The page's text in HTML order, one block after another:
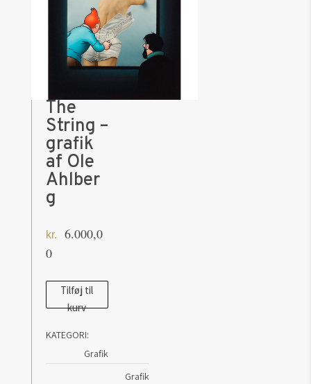
The
String –
grafik
af Ole
Ahlber
g
kr.
6.000,0
0
The
String
af
Tilføj til
kurv
KATEGORI:
Grafik
Grafik